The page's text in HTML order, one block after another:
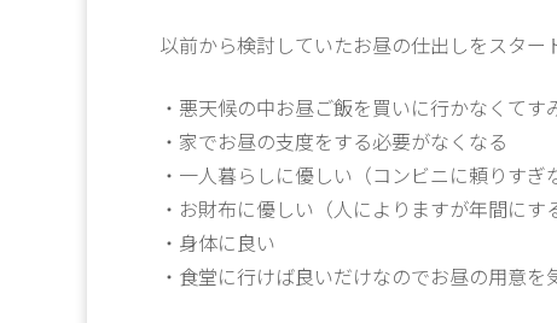
以前から検討していたお昼の仕出しをスター
・悪天候の中お昼ご飯を買いに行かなくてす
・家でお昼の支度をする必要がなくなる
・一人暮らしに優しい（コンビニに頼りすぎ
・お財布に優しい（人によりますが年間にす
・身体に良い
・食堂に行けば良いだけなのでお昼の用意